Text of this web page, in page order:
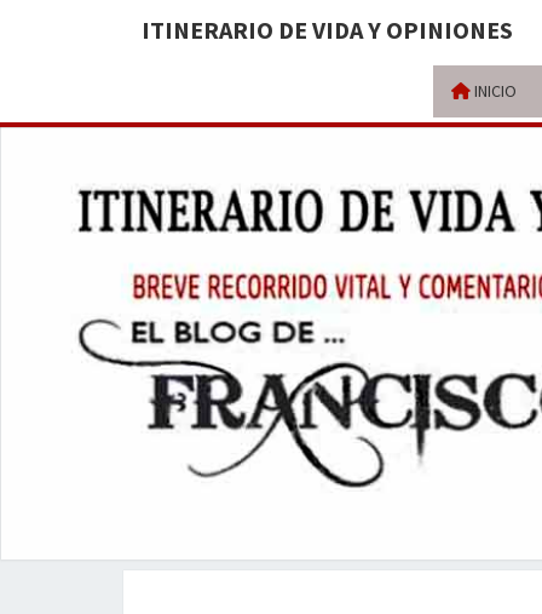
ITINERARIO DE VIDA Y OPINIONES
INICIO